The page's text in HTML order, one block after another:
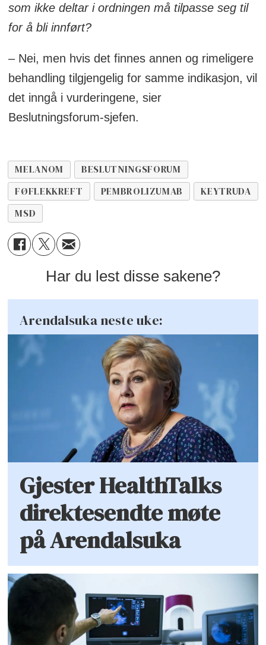
som ikke deltar i ordningen må tilpasse seg til
for å bli innført?
– Nei, men hvis det finnes annen og rimeligere
behandling tilgjengelig for samme indikasjon, vil
det inngå i vurderingene, sier
Beslutningsforum-sjefen.
MELANOM
BESLUTNINGSFORUM
FØFLEKKREFT
PEMBROLIZUMAB
KEYTRUDA
MSD
Har du lest disse sakene?
Arendalsuka neste uke:
Gjester HealthTalks
direktesendte møte
på Arendalsuka